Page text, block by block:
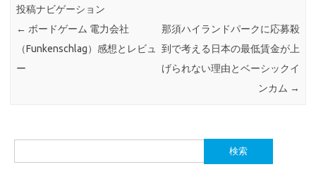
投稿ナビゲーション
← ボードゲーム 電力会社
（Funkenschlag）感想とレビュ
ー
那須ハイランドパークに応募殺
到で考える日本の最低賃金が上
げられない理由とベーシックイ
ンカム →
索: